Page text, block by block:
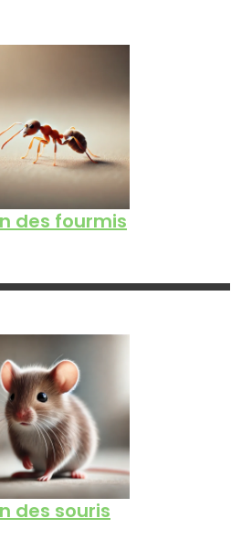
des fourmis
des souris